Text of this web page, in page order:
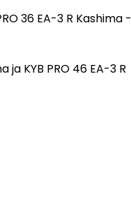
36 EA-3 R Kashima -
ja KYB PRO 46 EA-3 R